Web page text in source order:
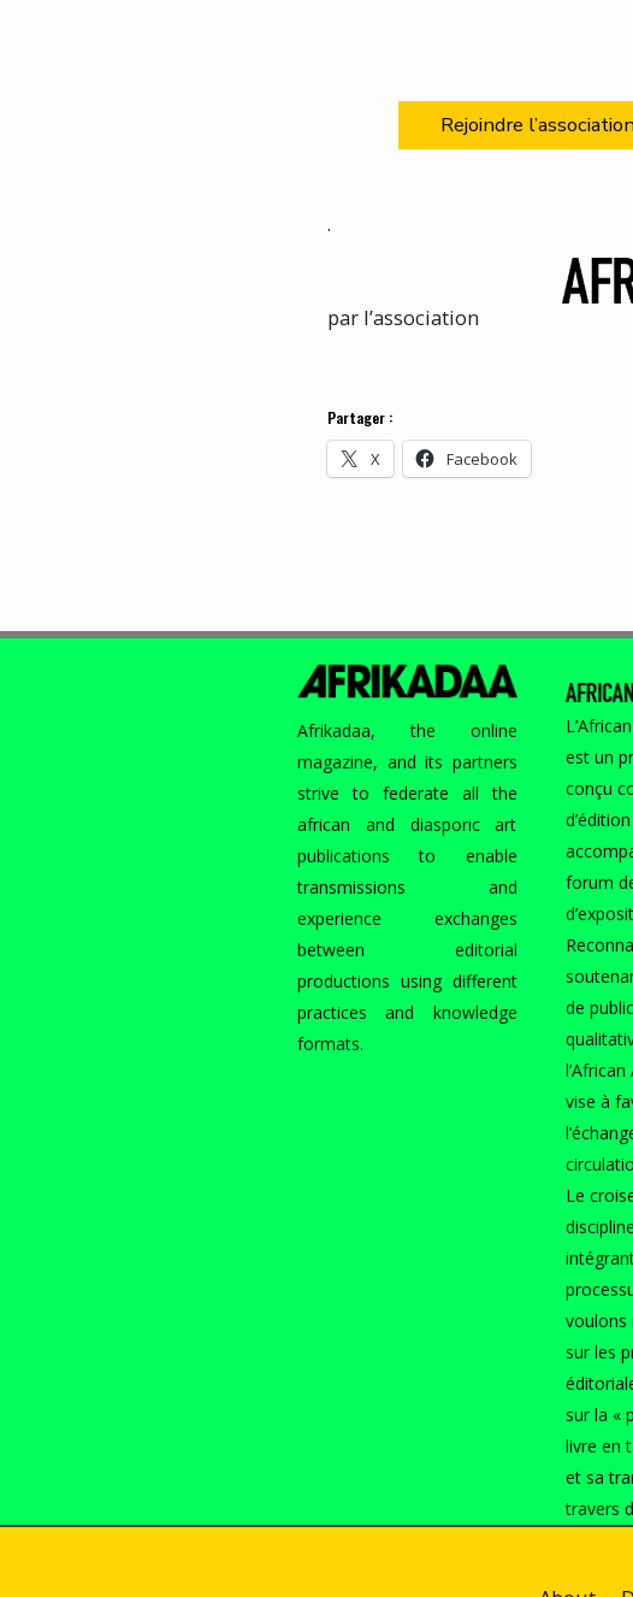
Rejoindre
.
par l’association
Partager :
X Facebook
Afrikadaa, the online
magazine, and its partners
strive to federate all the
african and diasporic art
publications to enable
transmissions and
experience exchanges
between editorial
productions using different
practices and knowledge
formats.
est un
conçu
forum
de
vise à
Le
voulons
sur les
sur la «
livre en
et sa
travers